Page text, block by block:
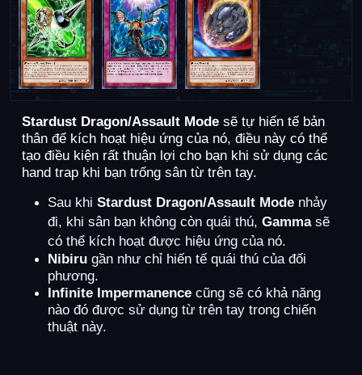
Stardust Dragon/Assault Mode sẽ tự hiến tế bản
thân để kích hoạt hiệu ứng của nó, điều này có thể
tạo điều kiện rất thuận lợi cho bạn khi sử dụng các
hand trap khi bạn trống sân từ trên tay.
Sau khi Stardust Dragon/Assault Mode nhảy
đi, khi sân bạn không còn quái thú, Gammasẽ
có thể kích hoạt được hiệu ứng của nó.
Nibiru gần như chỉ hiến tế quái thú của đối
phương.
Infinite Impermanence cũng sẽ có khả năng
nào đó được sử dụng từ trên tay trong chiến
thuật này.